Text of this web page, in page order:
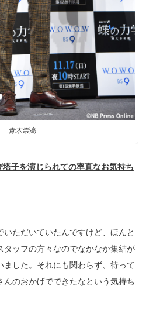
青木崇高
子を演じられての率直なお気持ち
ただいていたんですけど、ほんと
タッフの方々なのでなかなか集結が
ました。それにも関わらず、待って
んのおかげでできたなという気持ち